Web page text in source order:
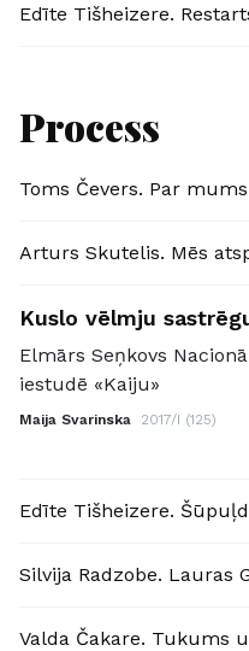
Edīte Tišheizere.
Process
Toms Čevers. Par
Arturs Skutelis. Mēs
Kuslo vēlmju
Elmārs Seņkovs
iestudē «Kaiju»
Maija Svarinska 2017/I (125)
Edīte Tišheizere.
Silvija Radzobe. Lauras
Valda Čakare. Tukums